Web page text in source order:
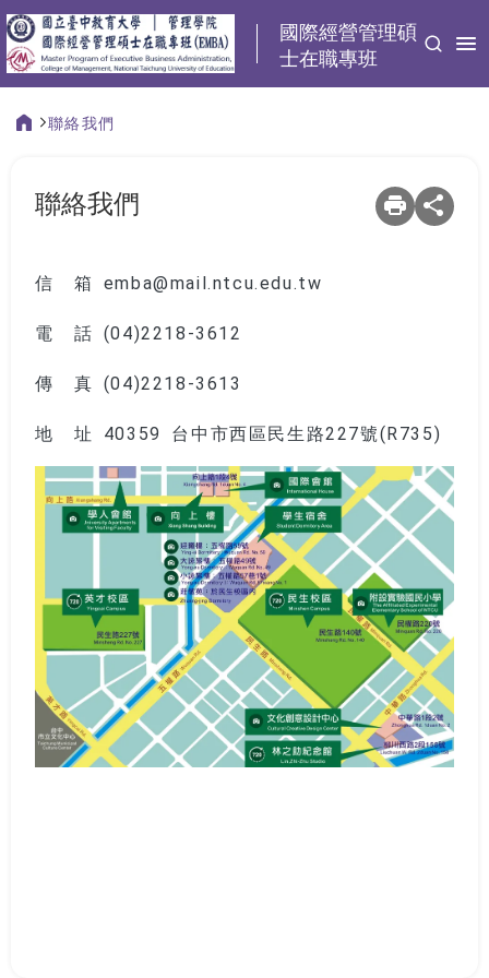
:::
國際經營管理碩
士在職專班
聯絡我們
聯絡我們
信 箱 emba@mail.ntcu.edu.tw
電 話 (04)2218-3612
傳 真 (04)2218-3613
地 址 40359 台中市西區民生路227號(R735)